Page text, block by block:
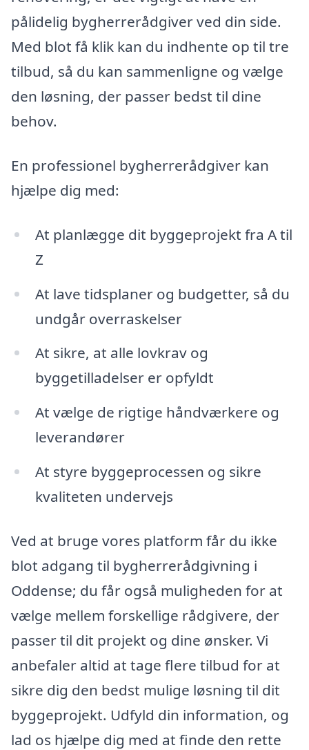
pålidelig bygherrerådgiver ved din side.
Med blot få klik kan du indhente op til tre
tilbud, så du kan sammenligne og vælge
den løsning, der passer bedst til dine
behov.
En professionel bygherrerådgiver kan
hjælpe dig med:
At planlægge dit byggeprojekt fra A til
Z
At lave tidsplaner og budgetter, så du
undgår overraskelser
At sikre, at alle lovkrav og
byggetilladelser er opfyldt
At vælge de rigtige håndværkere og
leverandører
At styre byggeprocessen og sikre
kvaliteten undervejs
Ved at bruge vores platform får du ikke
blot adgang til bygherrerådgivning i
Oddense; du får også muligheden for at
vælge mellem forskellige rådgivere, der
passer til dit projekt og dine ønsker. Vi
anbefaler altid at tage flere tilbud for at
sikre dig den bedst mulige løsning til dit
byggeprojekt. Udfyld din information, og
lad os hjælpe dig med at finde den rette